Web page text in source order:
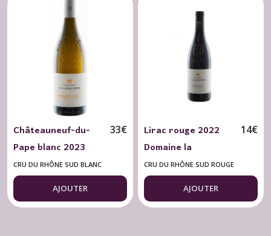
Châteauneuf-du-
Pape blanc 2023
Château la
Genestière
33€
CRU DU RHÔNE SUD BLANC
AJOUTER
Lirac rouge 2022
Domaine la
Genestière
14€
CRU DU RHÔNE SUD ROUGE
AJOUTER